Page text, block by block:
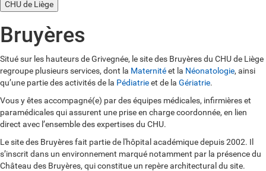
CHU de Liège
Bruyères
Situé sur les hauteurs de Grivegnée, le site des Bruyères du CHU de Liège
regroupe plusieurs services, dont la Maternitéet la Néonatologie, ainsi
qu’une partie des activités de la Pédiatrieet de la Gériatrie.
Vous y êtes accompagné(e) par des équipes médicales, infirmières et
paramédicales qui assurent une prise en charge coordonnée, en lien
direct avec l’ensemble des expertises du CHU.
Le site des Bruyères fait partie de l'hôpital académique depuis 2002. Il
s’inscrit dans un environnement marqué notamment par la présence du
Château des Bruyères, qui constitue un repère architectural du site.